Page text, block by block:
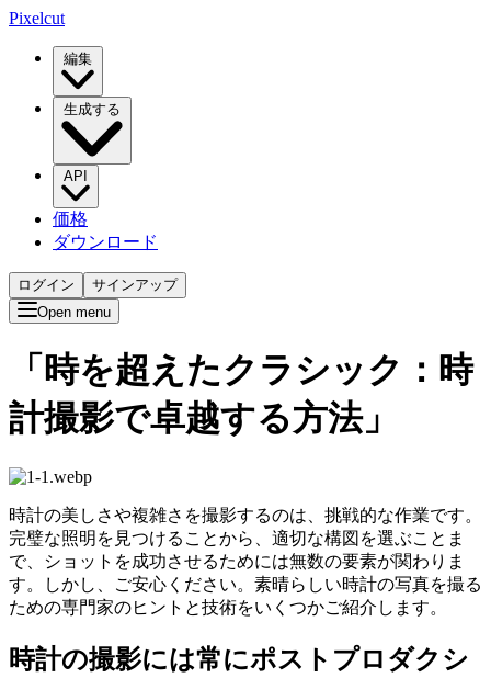
Pixelcut
編集
生成する
API
価格
ダウンロード
ログイン
サインアップ
Open menu
「時を超えたクラシック：時
計撮影で卓越する方法」
時計の美しさや複雑さを撮影するのは、挑戦的な作業です。
完璧な照明を見つけることから、適切な構図を選ぶことま
で、ショットを成功させるためには無数の要素が関わりま
す。しかし、ご安心ください。素晴らしい時計の写真を撮る
ための専門家のヒントと技術をいくつかご紹介します。
時計の撮影には常にポストプロダクシ